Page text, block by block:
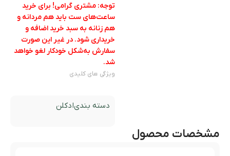
توجه: مشتری گرامی! برای خرید
ساعت‌های ست باید هم مردانه و
هم زنانه به سبد خرید اضافه و
خریداری شود. در غیر این صورت
سفارش به‌شکل خودکار لغو خواهد
شد.
ویژگی های کلیدی
دسته بندیادکلن
مشخصات محصول